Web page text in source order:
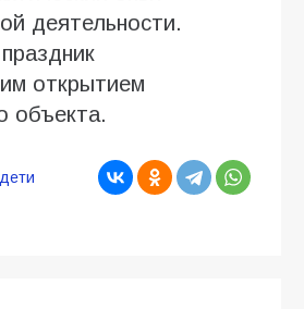
деятельности.
открытием
объекта.
дети